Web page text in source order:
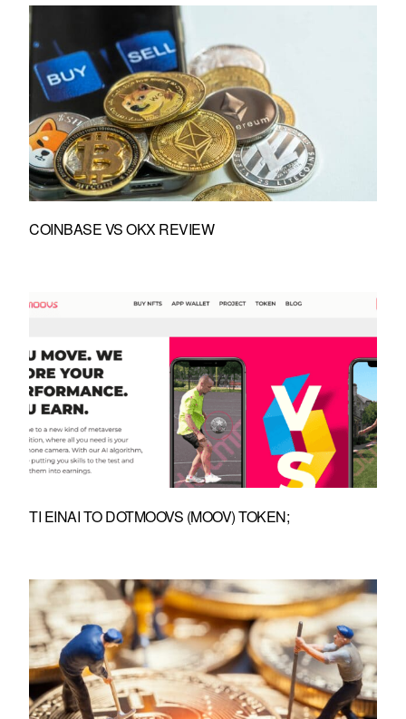
COINBASE VS OKX REVIEW
ΤΙ ΕΊΝΑΙ ΤΟ DOTMOOVS (MOOV) TOKEN;